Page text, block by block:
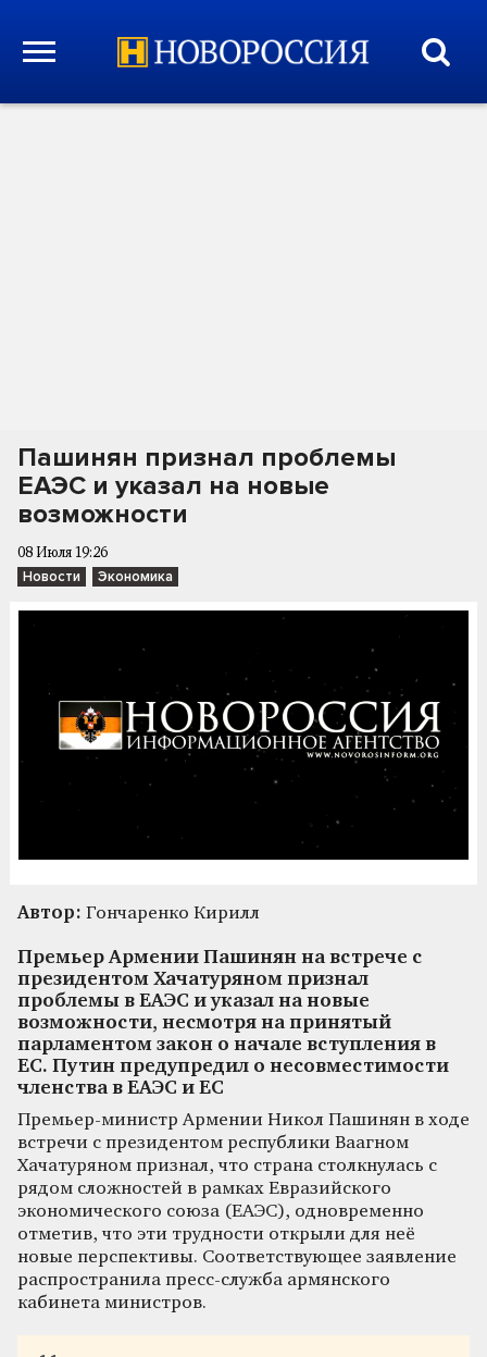
Пашинян признал проблемы
ЕАЭС и указал на новые
возможности
08 Июля 19:26
Новости Экономика
Автор: Гончаренко Кирилл
Премьер Армении Пашинян на встрече с
президентом Хачатуряном признал
проблемы в ЕАЭС и указал на новые
возможности, несмотря на принятый
парламентом закон о начале вступления в
ЕС. Путин предупредил о несовместимости
членства в ЕАЭС и ЕС
Премьер-министр Армении Никол Пашинян в ходе
встречи с президентом республики Ваагном
Хачатуряном признал, что страна столкнулась с
рядом сложностей в рамках Евразийского
экономического союза (ЕАЭС), одновременно
отметив, что эти трудности открыли для неё
новые перспективы. Соответствующее заявление
распространила пресс-служба армянского
кабинета министров.